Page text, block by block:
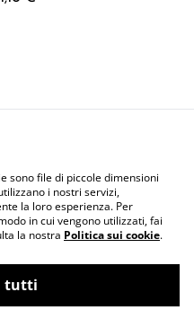
Cookie Policy
sono file di piccole dimensioni
i nostri servizi,
la loro esperienza. Per
in cui vengono utilizzati, fai
la nostra Politica sui cookie.
tutti